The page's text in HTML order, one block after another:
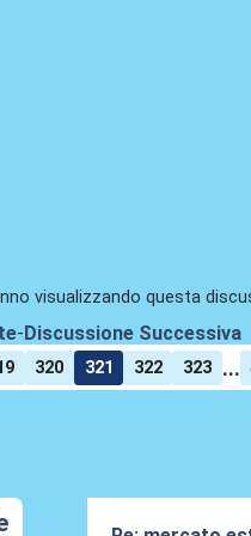
visualizzando questa
- Discussione Successiva
320 321 322 323 ...